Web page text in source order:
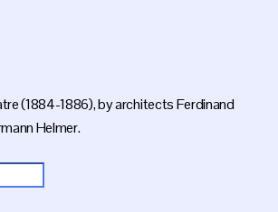
(1884-1886), by architects Ferdinand
Helmer.